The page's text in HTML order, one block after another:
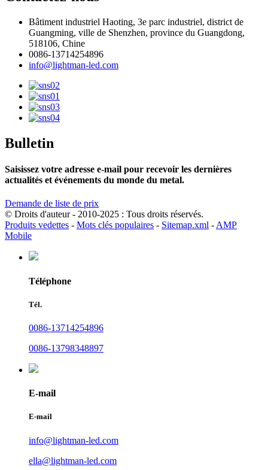
Bâtiment industriel Haoting, 3e parc industriel, district de
Guangming, ville de Shenzhen, province du Guangdong,
518106, Chine
0086-13714254896
info@lightman-led.com
Bulletin
Saisissez votre adresse e-mail pour recevoir les dernières
actualités et événements du monde du metal.
Demande de liste de prix
© Droits d'auteur - 2010-2025 : Tous droits réservés.
Produits vedettes - Mots clés populaires - Sitemap.xml - AMP
Mobile
Téléphone
Tél.
0086-13714254896
0086-13798348897
E-mail
E-mail
info@lightman-led.com
ella@lightman-led.com